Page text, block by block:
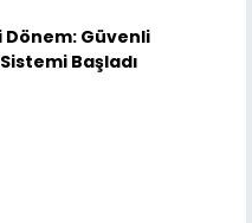
Dönem: Güvenli
Başladı